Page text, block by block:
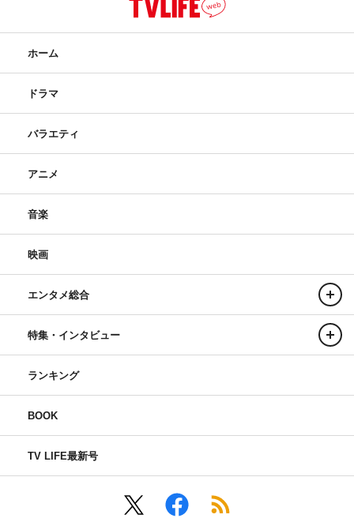
ホーム
ドラマ
バラエティ
アニメ
音楽
映画
エンタメ総合
特集・インタビュー
ランキング
BOOK
TV LIFE最新号